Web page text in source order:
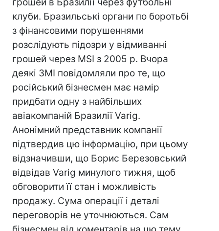
клуби. Бразильські органи по боротьбі
з фінансовими порушеннями
розслідують підозри у відмиванні
грошей через MSI з 2005 р. Вчора
деякі ЗМІ повідомляли про те, що
російський бізнесмен має намір
придбати одну з найбільших
авіакомпаній Бразилії Varig.
Анонімний представник компанії
підтвердив цю інформацію, при цьому
відзначивши, що Борис Березовський
відвідав Varig минулого тижня, щоб
обговорити її стан і можливість
продажу. Сума операції і деталі
переговорів не уточнюються. Сам